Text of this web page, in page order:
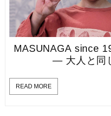
MASUNAGA since
— 大人と同
READ MORE